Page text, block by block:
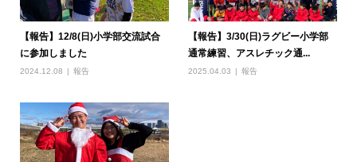
【報告】12/8(日)小学部交流試合
に参加しました
2024.12.08 報告
【報告】3/30(日)ラグビー小学部
通常練習、アスレチック通...
2025.04.03 報告